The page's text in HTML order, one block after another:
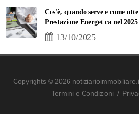
Cos'è, quando serve e come
Prestazione Energetica nel 2025
13/10/2025
Copyrights © 2026
Termini e Condizioni /